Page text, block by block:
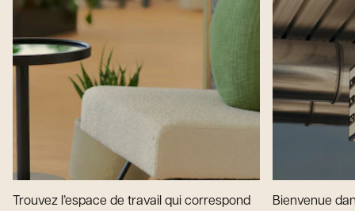
Trouvez l’espace de travail qui correspond
Bienvenue